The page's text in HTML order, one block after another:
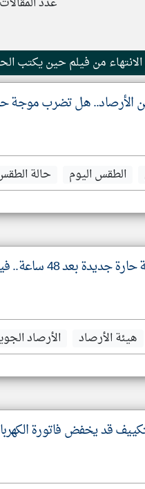
الأرصاد.. هل تضرب موجة
الطقس اليوم حالة
بعد 48 ساعة.. فيديو
هيئة الأرصاد الأرصاد
قد يخفض فاتورة